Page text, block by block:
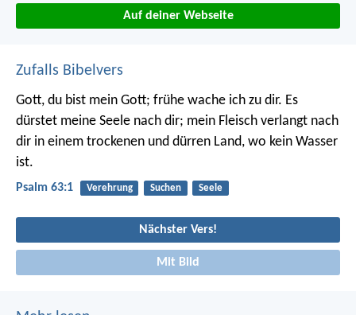
Auf deiner Webseite
Zufalls Bibelvers
Gott, du bist mein Gott; frühe wache ich zu dir. Es
dürstet meine Seele nach dir; mein Fleisch verlangt nach
dir in einem trockenen und dürren Land, wo kein Wasser
ist.
Psalm 63:1 Verehrung Suchen Seele
Nächster Vers!
Mit Bild